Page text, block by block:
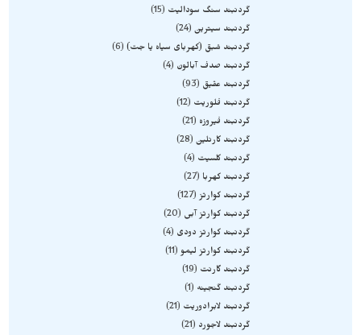
گردنبند سنگ سودالیت
15
گردنبند سیترین 24
گردنبند شبق (کهربای سیاه یا جت) 6
گردنبند صدف آبالون
4
گردنبند عقیق
93
گردنبند فلوریت
12
گردنبند فیروزه
21
گردنبند کارنلین 28
گردنبند کلسیت
4
گردنبند کهربا
27
گردنبند کوارتز 127
گردنبند کوارتز آبی
20
گردنبند کوارتز دودی
4
گردنبند کوارتز لیمو 11
گردنبند گارنت
19
گردنبند گنجینه
1
گردنبند لابرادوریت
21
گردنبند لاجورد
21